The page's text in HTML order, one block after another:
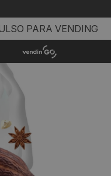
PARA VENDING